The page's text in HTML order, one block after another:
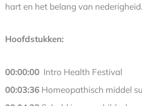
hart en het belang van
Hoofdstukken:
00:00:00 Intro Health Festival
00:03:36 Homeopathisch middel